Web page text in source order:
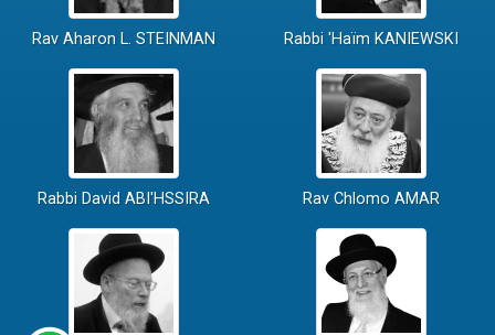
Rav Aharon L. STEINMAN Rabbi 'Haïm KANIEWSKI
Rabbi David ABI'HSSIRA Rav Chlomo AMAR